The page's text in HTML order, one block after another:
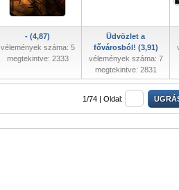
- (4,87)
vélemények száma: 5
megtekintve: 2333
Üdvözlet a
fővárosból! (3,91)
vélemények száma: 7
megtekintve: 2831
1/74 | Oldal: